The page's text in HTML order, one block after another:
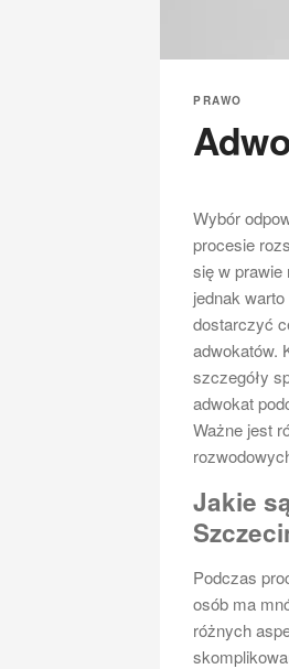
PRAWO
Wybór
procesie
się w prawie
jednak
dostarczyć
adwokatów.
szczegóły
adwokat
Ważne jest
Jakie
Podczas
osób ma
różnych